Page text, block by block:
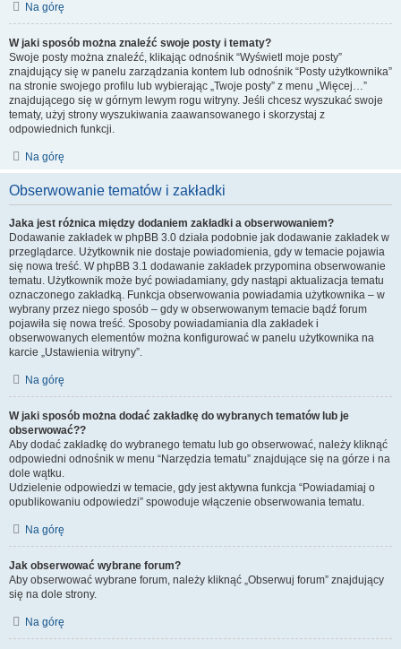
Na górę
W jaki sposób można znaleźć swoje posty i tematy?
Swoje posty można znaleźć, klikając odnośnik “Wyświetl moje posty”
znajdujący się w panelu zarządzania kontem lub odnośnik “Posty użytkownika”
na stronie swojego profilu lub wybierając „Twoje posty” z menu „Więcej…”
znajdującego się w górnym lewym rogu witryny. Jeśli chcesz wyszukać swoje
tematy, użyj strony wyszukiwania zaawansowanego i skorzystaj z
odpowiednich funkcji.
Na górę
Obserwowanie tematów i zakładki
Jaka jest różnica między dodaniem zakładki a obserwowaniem?
Dodawanie zakładek w phpBB 3.0 działa podobnie jak dodawanie zakładek w
przeglądarce. Użytkownik nie dostaje powiadomienia, gdy w temacie pojawia
się nowa treść. W phpBB 3.1 dodawanie zakładek przypomina obserwowanie
tematu. Użytkownik może być powiadamiany, gdy nastąpi aktualizacja tematu
oznaczonego zakładką. Funkcja obserwowania powiadamia użytkownika – w
wybrany przez niego sposób – gdy w obserwowanym temacie bądź forum
pojawiła się nowa treść. Sposoby powiadamiania dla zakładek i
obserwowanych elementów można konfigurować w panelu użytkownika na
karcie „Ustawienia witryny”.
Na górę
W jaki sposób można dodać zakładkę do wybranych tematów lub je
obserwować??
Aby dodać zakładkę do wybranego tematu lub go obserwować, należy kliknąć
odpowiedni odnośnik w menu “Narzędzia tematu” znajdujące się na górze i na
dole wątku.
Udzielenie odpowiedzi w temacie, gdy jest aktywna funkcja “Powiadamiaj o
opublikowaniu odpowiedzi” spowoduje włączenie obserwowania tematu.
Na górę
Jak obserwować wybrane forum?
Aby obserwować wybrane forum, należy kliknąć „Obserwuj forum” znajdujący
się na dole strony.
Na górę